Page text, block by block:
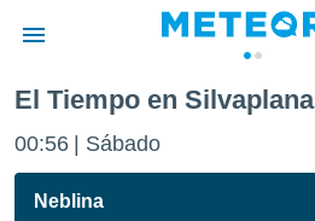
de
por
El Tiempo en Silvaplana
00:56 Sábado
Neblina